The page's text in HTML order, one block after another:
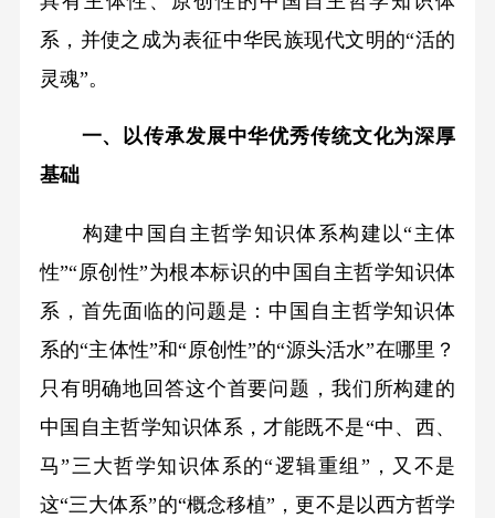
系，并使之成为表征中华民族现代文明的“活的
灵魂”。
一、以传承发展中华优秀传统文化为深厚
基础
构建中国自主哲学知识体系构建以“主体
性”“原创性”为根本标识的中国自主哲学知识体
系，首先面临的问题是：中国自主哲学知识体
系的“主体性”和“原创性”的“源头活水”在哪里？
只有明确地回答这个首要问题，我们所构建的
中国自主哲学知识体系，才能既不是“中、西、
马”三大哲学知识体系的“逻辑重组”，又不是
这“三大体系”的“概念移植”，更不是以西方哲学